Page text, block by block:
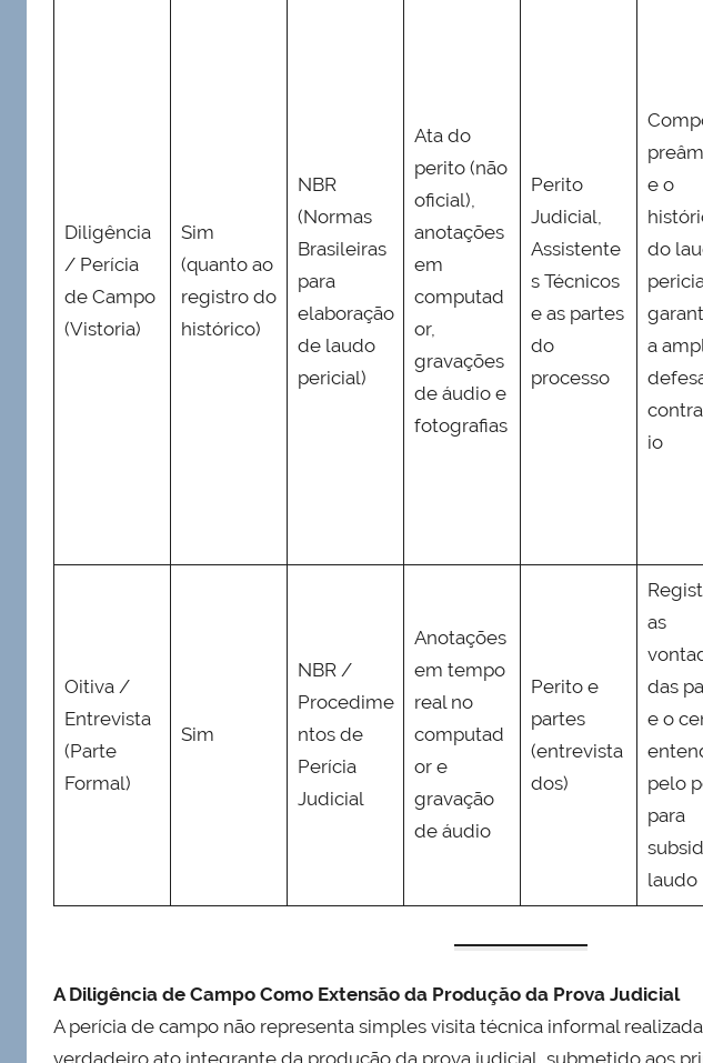
Diligência
/ Perícia
de Campo
(Vistoria)
Sim
(quanto ao
registro do
histórico)
NBR
(Normas
Brasileiras
para
elaboração
de laudo
pericial)
Ata do
perito (não
oficial),
anotações
em
computad
or,
gravações
de áudio e
fotografias
Perito
Judicial,
Assistente
s Técnicos
e as partes
do
processo
e o
do
a
io
Oitiva /
Entrevista
(Parte
Formal)
Sim
NBR /
Procedime
ntos de
Perícia
Judicial
Anotações
em tempo
real no
computad
or e
gravação
de áudio
Perito e
partes
(entrevista
dos)
as
das
e o
pelo
para
laudo
A Diligência de Campo Como Extensão da Produção da Prova Judicial
A perícia de campo não representa simples visita técnica informal